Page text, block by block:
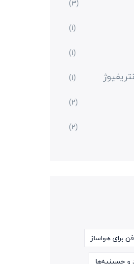
(3)
(1)
(1)
(1)
(2)
(2)
برای هواساز
و حسینیه‌ها